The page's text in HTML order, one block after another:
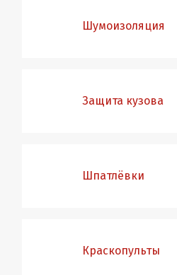
Шумоизоляция
Защита кузова
Шпатлёвки
Краскопульты